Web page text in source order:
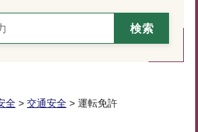
全 > 交通安全 > 運転免許